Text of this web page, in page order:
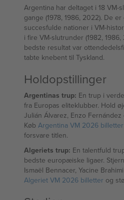
Argentina har deltaget i 18
gange (1978, 1986, 2022). De
succesfulde nationer i VM-
i fire VM-slutrunder (1982,
bedste resultat var
tabte knebent til Tyskland.
Holdopstillinger
Argentinas trup: En trup i
fra Europas eliteklubber. Hold
Julián Álvarez, Enzo
Køb Argentina VM 2026 billetter
forsvare titlen.
Algeriets trup: En talentfuld
bedste europæiske ligaer.
Ismaël Bennacer, Yacine
Algeriet VM 2026 billetter og